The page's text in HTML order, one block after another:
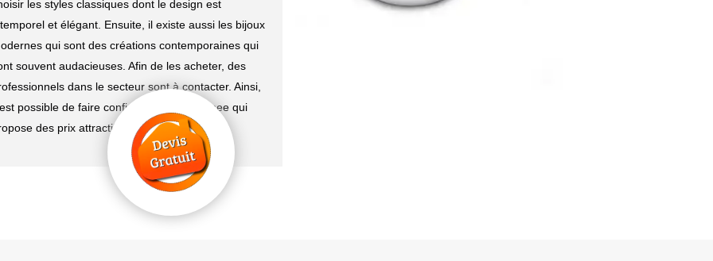
les styles classiques dont le design est
et élégant. Ensuite, il existe aussi les bijoux
qui sont des créations contemporaines qui
souvent audacieuses. Afin de les acheter, des
dans le secteur sont à contacter. Ainsi,
possible de faire confiance à M. Lagrenee qui
des prix attractifs.